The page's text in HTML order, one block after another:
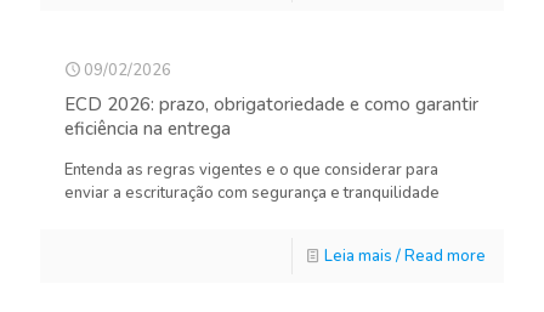
09/02/2026
ECD 2026: prazo, obrigatoriedade e como garantir
eficiência na entrega
Entenda as regras vigentes e o que considerar para
enviar a escrituração com segurança e tranquilidade
Leia mais / Read more